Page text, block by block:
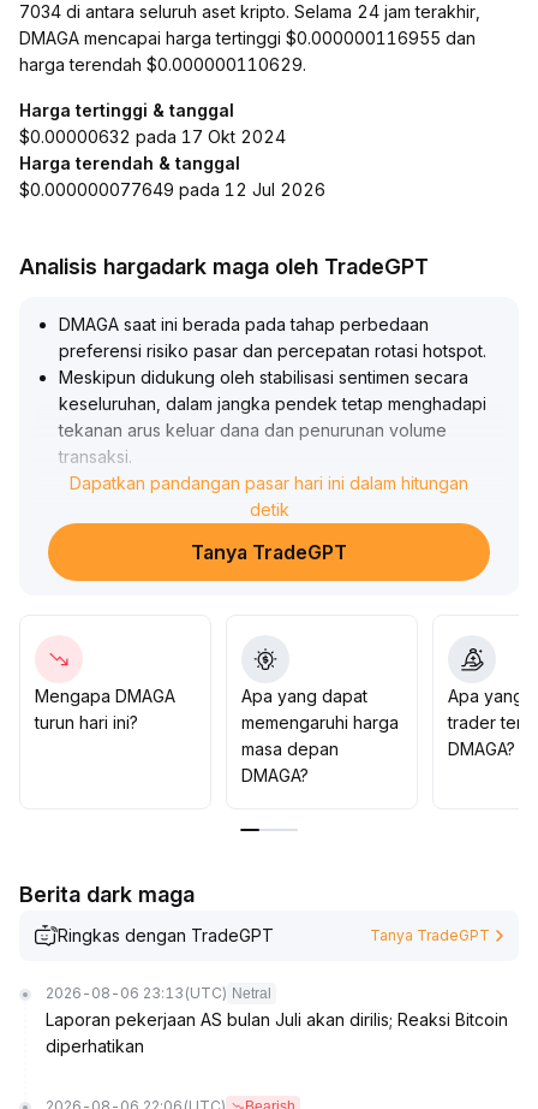
7034 di antara seluruh aset kripto. Selama 24 jam terakhir,
DMAGA mencapai harga tertinggi $0.000000116955 dan
harga terendah $0.000000110629.
Harga tertinggi & tanggal
$0.00000632 pada 17 Okt 2024
Harga terendah & tanggal
$0.000000077649 pada 12 Jul 2026
Analisis hargadark maga oleh TradeGPT
DMAGA saat ini berada pada tahap perbedaan
preferensi risiko pasar dan percepatan rotasi hotspot.
Meskipun didukung oleh stabilisasi sentimen secara
keseluruhan, dalam jangka pendek tetap menghadapi
tekanan arus keluar dana dan penurunan volume
transaksi.
Jika suasana bullish terus membaik, DMAGA
kemungkinan akan berfluktuasi sempit mengikuti sektor
utama, dengan level resistensi atas mengacu pada
rentang harga tertinggi sebelumnya (1,85-2,00);
sebelumnya (1,52-1,60)
Disarankan untuk melakukan strategi beli rendah jual
tinggi dalam kisaran tersebut, dan memantau secara
ketat perubahan arus dana pasar.
Dapatkan pandangan pasar hari ini dalam hitungan
detik
Tanya TradeGPT
Mengapa DMAGA
turun hari ini?
Apa yang dapat
memengaruhi harga
masa depan
DMAGA?
Apa yang
trader
DMAGA?
Berita dark maga
Ringkas dengan TradeGPT Tanya TradeGPT
2026-08-06 23:13 (UTC) Netral
Laporan pekerjaan AS bulan Juli akan dirilis; Reaksi Bitcoin
diperhatikan